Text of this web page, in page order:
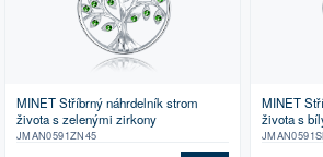
MINET Stříbrný náhrdelník strom
života s zelenými zirkony
JMAN0591ZN45
MINET
života s